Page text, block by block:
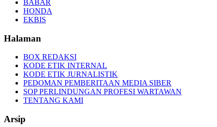
BABAR
HONDA
EKBIS
Halaman
BOX REDAKSI
KODE ETIK INTERNAL
KODE ETIK JURNALISTIK
PEDOMAN PEMBERITAAN MEDIA SIBER
SOP PERLINDUNGAN PROFESI WARTAWAN
TENTANG KAMI
Arsip